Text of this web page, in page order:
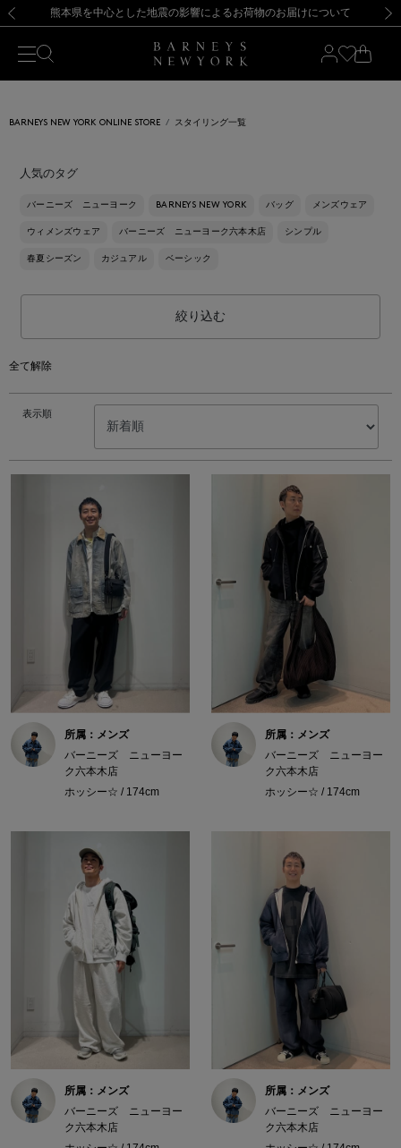
新規登録のお客様も対象！＜MY BARNEYS＞会員のお客様は11,000円（税込）以上のお買上げで常時送料無料！お買い物の際は会員登録を！
【夏季休業に伴う返品・交換承り一時停止のお知らせ】（2026.8.5）
熊本県を中心とした地震の影響によるお荷物のお届けについて
【開催中】SUMMER SALEのご案内・ご注意事項 新規登録のお客様も対象！＜MY BARNEYS＞会員のお客様は11,000円（税込）以上のお買上げで常時送料無料！お買い物の際は会員登録を！
【夏季休業に伴う返品・交換承り一時停止のお知らせ】（2026.8.5）
BARNEYS NEW YORK ONLINE STORE スタイリング一覧
人気のタグ
バーニーズ ニューヨーク BARNEYS NEW YORK バッグ メンズウェア
ウィメンズウェア バーニーズ ニューヨーク六本木店 シンプル
春夏シーズン カジュアル ベーシック
絞り込む
全て解除
表示順
所属：メンズ
バーニーズ ニューヨー
ク六本木店
ホッシー☆ / 174cm
所属：メンズ
バーニーズ ニューヨー
ク六本木店
ホッシー☆ / 174cm
所属：メンズ
バーニーズ ニューヨー
ク六本木店
所属：メンズ
バーニーズ ニューヨー
ク六本木店